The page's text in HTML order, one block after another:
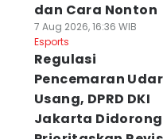
dan Cara Nonton
7 Aug 2026, 16:36 WIB
Esports
Regulasi
Pencemaran
Usang, DPRD DKI
Jakarta Didorong